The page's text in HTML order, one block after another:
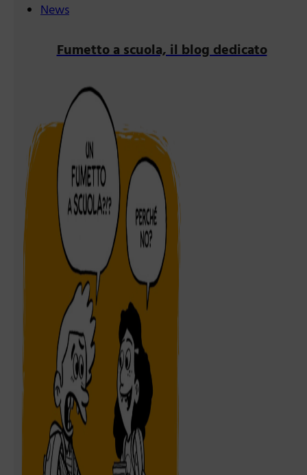
News
Fumetto a scuola, il blog dedicato